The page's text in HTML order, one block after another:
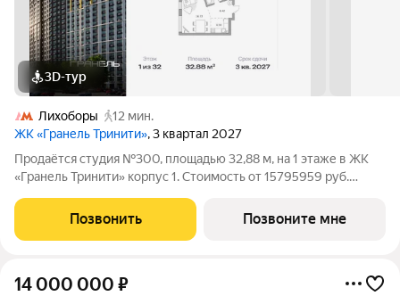
3D-тур
Лихоборы
12 мин.
ЖК «Гранель Тринити», 3 квартал 2027
Продаётся студия №300, площадью 32,88 м, на 1 этаже в ЖК
«Гранель Тринити» корпус 1. Стоимость от 15795959 руб.
двор. Жилой квартал «Гранель Тринити» расположен на
севере Москвы, в шаговой
Позвонить Позвоните мне
14 000 000 ₽